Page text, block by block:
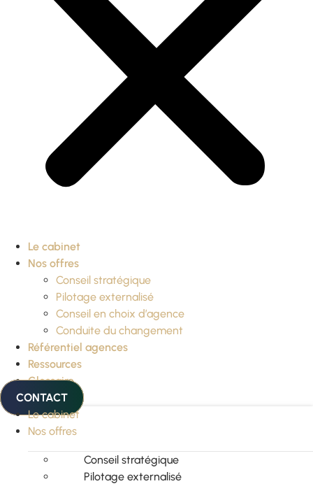
Le cabinet
Nos offres
Conseil stratégique
Pilotage externalisé
Conseil en choix d’agence
Conduite du changement
Référentiel agences
Ressources
Glossaire
CONTACT
Le cabinet
Nos offres
Conseil stratégique
Pilotage externalisé